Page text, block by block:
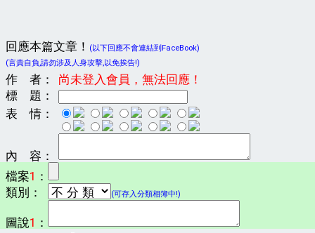
回應本篇文章！
(以下回應不會連結到FaceBook)
(言責自負,請勿涉及人身攻擊,以免挨告!)
作 者：
尚未登入會員，無法回應！
標 題：
表 情：
內 容：
檔案1 ：
類別：
(可存入分類相簿中!)
圖說1 ：